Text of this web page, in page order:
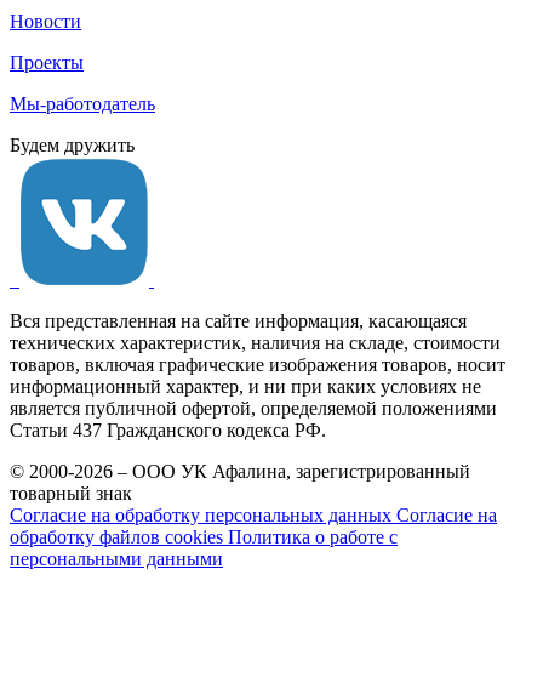
Новости
Проекты
Мы-работодатель
Будем дружить
Вся представленная на сайте информация, касающаяся
технических характеристик, наличия на складе, стоимости
товаров, включая графические изображения товаров, носит
информационный характер, и ни при каких условиях не
является публичной офертой, определяемой положениями
Статьи 437 Гражданского кодекса РФ.
© 2000-2026 – ООО УК Афалина, зарегистрированный
товарный знак
Согласие на обработку персональных данных Согласие на
обработку файлов cookies Политика о работе с
персональными данными